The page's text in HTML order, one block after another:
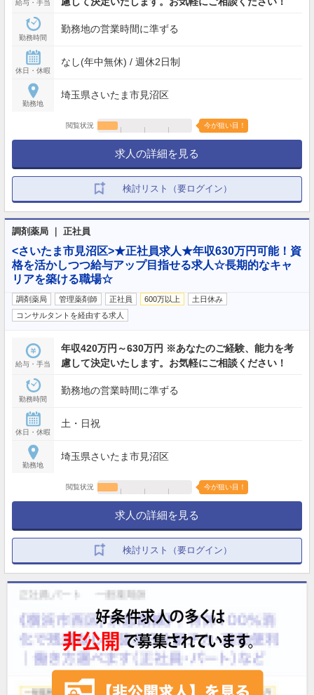
給与・手当
勤務時間
勤務地の営業時間に準ずる
休日・休暇
なし(年中無休) / 週休2日制
勤務地
埼玉県さいたま市見沼区
閲覧状況 今が狙い目！
求人の詳細を見る
検討リスト（要ログイン）
調剤薬局 ｜ 正社員
<さいたま市見沼区>★正社員求人★年収630万円可能！資
格を活かしつつ給与アップ目指せる求人☆長期的なキャ
リアを築ける職場☆
調剤薬局 管理薬剤師 正社員 600万以上
土日休み
コンサルタントを経由する求人
給与・手当
年収420万円～630万円 ※あなたのご経験、能力を考
慮して決定いたします。お気軽にご相談ください！
勤務時間
勤務地の営業時間に準ずる
休日・休暇
土・日祝
勤務地
埼玉県さいたま市見沼区
閲覧状況 今が狙い目！
求人の詳細を見る
検討リスト（要ログイン）